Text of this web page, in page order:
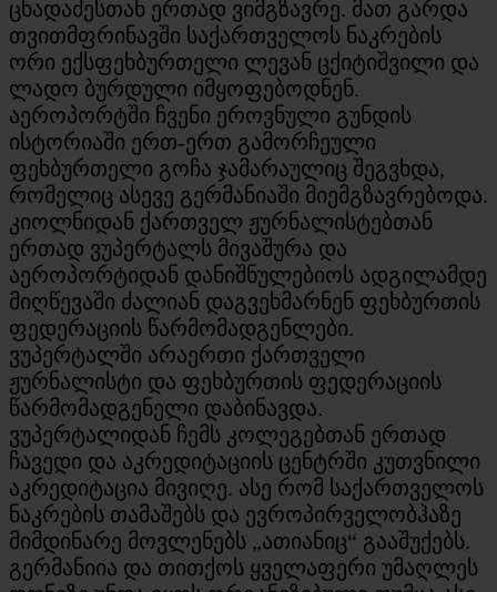
ცხადაძესთან ერთად ვიმგზავრე. მათ გარდა
თვითმფრინავში საქართველოს ნაკრების
ორი ექსფეხბურთელი ლევან ცქიტიშვილი და
ლადო ბურდული იმყოფებოდნენ.
აეროპორტში ჩვენი ეროვნული გუნდის
ისტორიაში ერთ-ერთ გამორჩეული
ფეხბურთელი გოჩა ჯამარაულიც შეგვხდა,
რომელიც ასევე გერმანიაში მიემგზავრებოდა.
კიოლნიდან ქართველ ჟურნალისტებთან
ერთად ვუპერტალს მივაშურა და
აეროპორტიდან დანიშნულებიოს ადგილამდე
მიღწევაში ძალიან დაგვეხმარნენ ფეხბურთის
ფედერაციის წარმომადგენლები.
ვუპერტალში არაერთი ქართველი
ჟურნალისტი და ფეხბურთის ფედერაციის
წარმომადგენელი დაბინავდა.
ვუპერტალიდან ჩემს კოლეგებთან ერთად
ჩავედი და აკრედიტაციის ცენტრში კუთვნილი
აკრედიტაცია მივიღე. ასე რომ საქართველოს
ნაკრების თამაშებს და ევროპირველობჰაზე
მიმდინარე მოვლენებს „ათიანიც“ გააშუქებს.
გერმანიია და თითქოს ყველაფერი უმაღლეს